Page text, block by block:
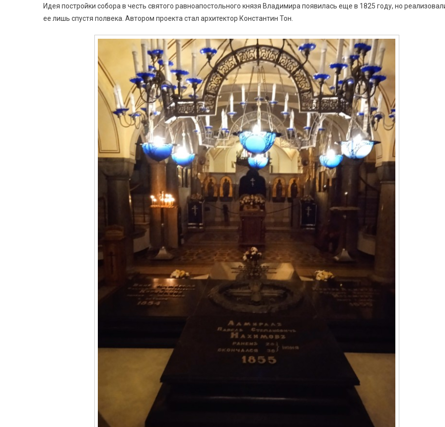
Идея постройки собора в честь святого равноапостольного князя Владимира появилась еще в 1825 году, но
ее лишь спустя полвека. Автором проекта стал архитектор Константин Тон.